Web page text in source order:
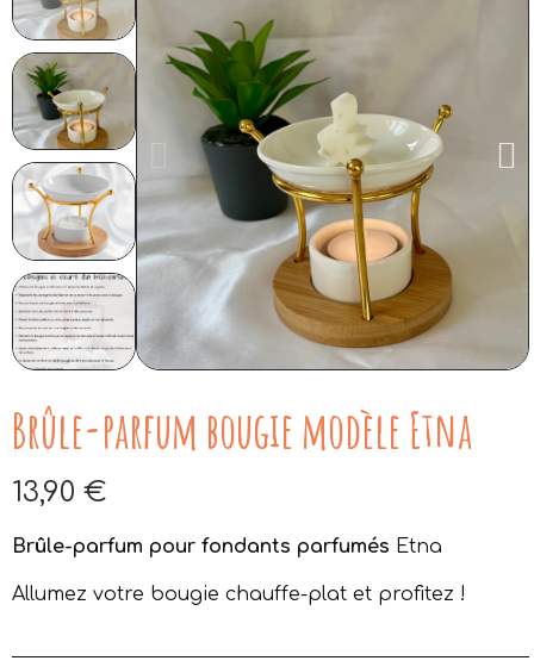
Brûle-parfum bougie modèle Etna
13,90 €
Brûle-parfum pour fondants parfumés Etna
Allumez votre bougie chauffe-plat et profitez !